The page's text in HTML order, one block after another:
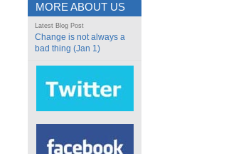
MORE ABOUT US
Latest Blog Post
Change is not always a
bad thing (Jan 1)